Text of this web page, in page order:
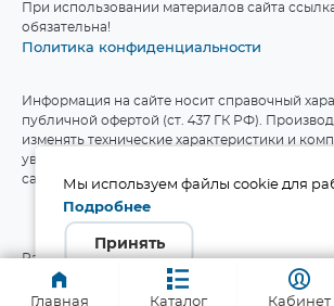
Главная Каталог Кабинет
При использовании материалов сайта
обязательна!
Политика конфиденциальности
Информация на сайте носит справочный
публичной офертой (ст. 437 ГК РФ).
изменять технические характеристики и
уведомления. Актуальные данные
сайте производителя.
Разработка сайта
Мы используем файлы cookie для
Подробнее
Принять